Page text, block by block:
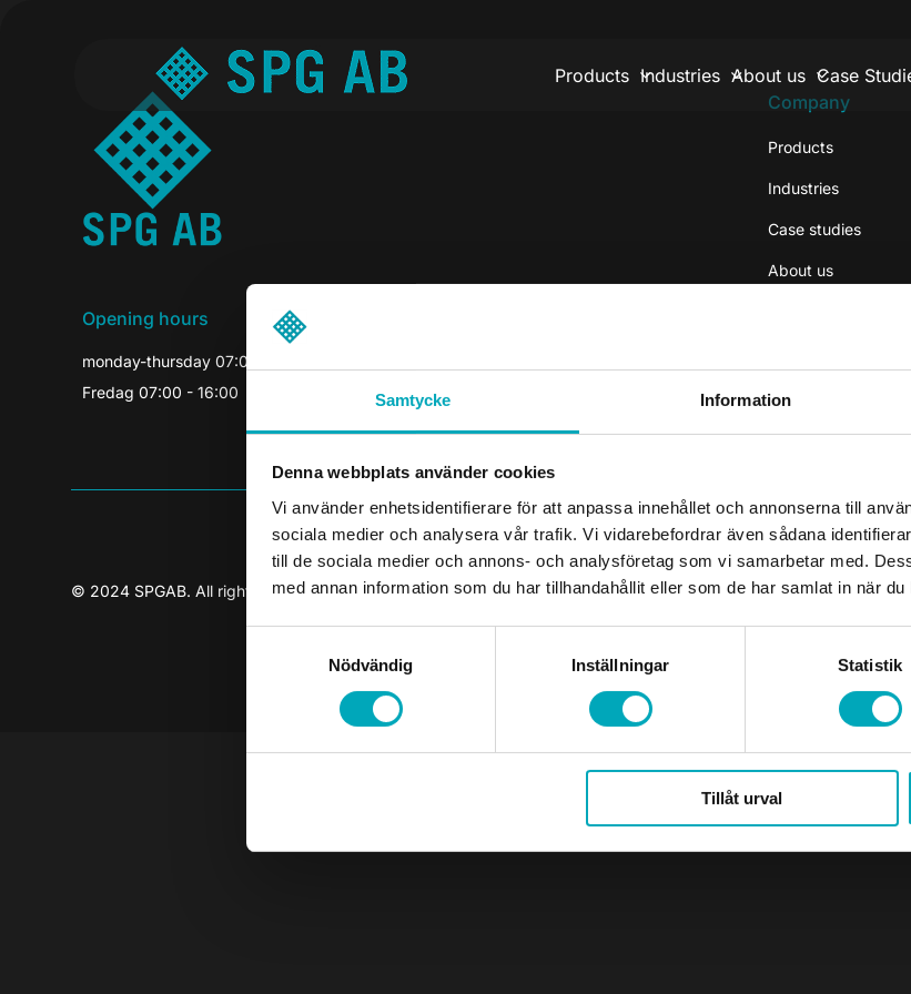
Samtycke Information
Denna webbplats använder cookies
Vi använder enhetsidentifierare för att anpassa innehållet och annonserna till
sociala medier och analysera vår trafik. Vi vidarebefordrar även sådana
till de sociala medier och annons- och analysföretag som vi samarbetar med.
med annan information som du har tillhandahållit eller som de har samlat in när
Nödvändig
Inställningar Statistik
Tillåt urval
Products Industries About us Case
Opening hours
monday-thursday 07:00-16:30
Fredag 07:00 - 16:00
Company
Products
Industries
Case studies
About us
© 2024 SPGAB. All rights reserved
Designed and developed byBuildahome